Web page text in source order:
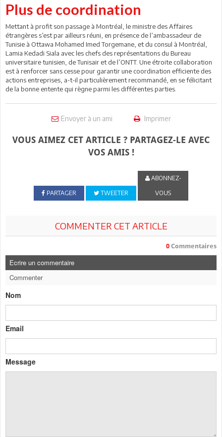
Plus de coordination
Mettant à profit son passage à Montréal, le ministre des Affaires
étrangères s’est par ailleurs réuni, en présence de l’ambassadeur de
Tunisie à Ottawa Mohamed Imed Torgemane, et du consul à Montréal,
Lamia Kedadi Siala avec les chefs des représentations du Bureau
universitaire tunisien, de Tunisair et de l’ONTT. Une étroite collaboration
est à renforcer sans cesse pour garantir une coordination efficiente des
actions entreprises, a-t-il particulièrement recommandé, en se félicitant
de la bonne entente qui règne parmi les différentes parties.
Envoyer à un ami Imprimer
VOUS AIMEZ CET ARTICLE ? PARTAGEZ-LE AVEC
VOS AMIS !
PARTAGER TWEETER
ABONNEZ-
VOUS
COMMENTER CET ARTICLE
0 Commentaires
Ecrire un commentaire
Commenter
Nom
Email
Message